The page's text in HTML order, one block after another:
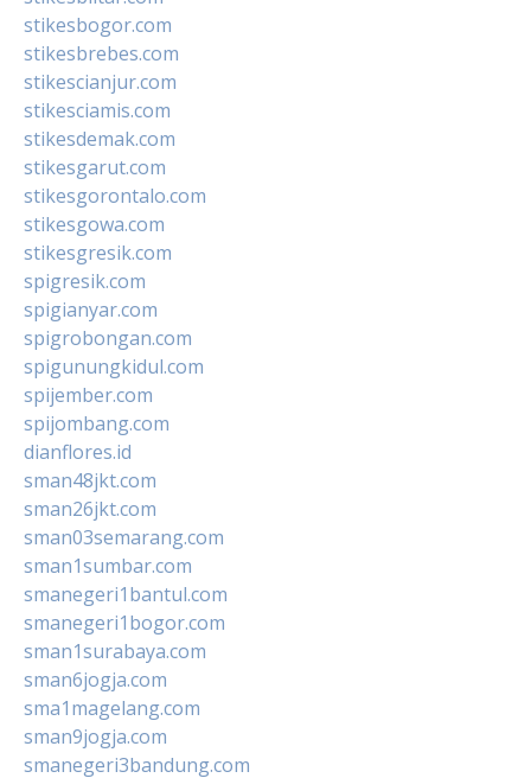
stikesbogor.com
stikesbrebes.com
stikescianjur.com
stikesciamis.com
stikesdemak.com
stikesgarut.com
stikesgorontalo.com
stikesgowa.com
stikesgresik.com
spigresik.com
spigianyar.com
spigrobongan.com
spigunungkidul.com
spijember.com
spijombang.com
dianflores.id
sman48jkt.com
sman26jkt.com
sman03semarang.com
sman1sumbar.com
smanegeri1bantul.com
smanegeri1bogor.com
sman1surabaya.com
sman6jogja.com
sma1magelang.com
sman9jogja.com
smanegeri3bandung.com